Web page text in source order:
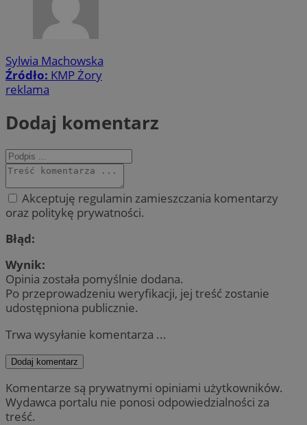
Sylwia Machowska
Źródło: KMP Żory
reklama
Dodaj komentarz
Akceptuję regulamin zamieszczania komentarzy
oraz politykę prywatności.
Błąd:
Wynik:
Opinia została pomyślnie dodana.
Po przeprowadzeniu weryfikacji, jej treść zostanie
udostępniona publicznie.
Trwa wysyłanie komentarza ...
Dodaj komentarz
Komentarze są prywatnymi opiniami użytkowników.
Wydawca portalu nie ponosi odpowiedzialności za
treść.